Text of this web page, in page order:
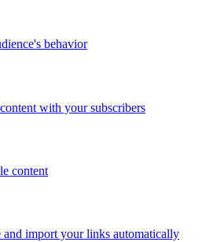
behavior
with your subscribers
content
and import your links automatically